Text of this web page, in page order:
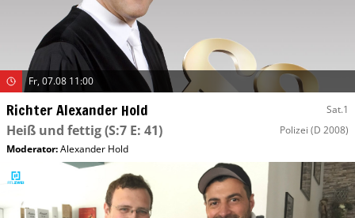
Fr, 07.08 11:00
Richter Alexander Hold Sat.1
Heiß und fettig(S:7 E: 41) Polizei (D 2008)
Moderator:Alexander Hold